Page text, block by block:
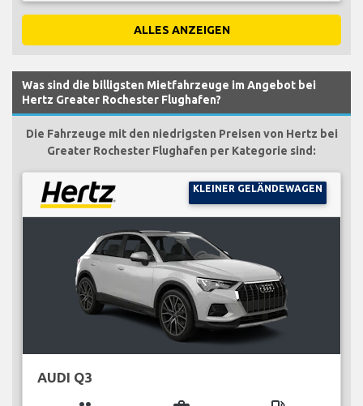
ALLES ANZEIGEN
Was sind die billigsten Mietfahrzeuge im Angebot bei
Hertz Greater Rochester Flughafen?
Die Fahrzeuge mit den niedrigsten Preisen von Hertz bei
Greater Rochester Flughafen per Kategorie sind:
KLEINER GELÄNDEWAGEN
AUDI Q3